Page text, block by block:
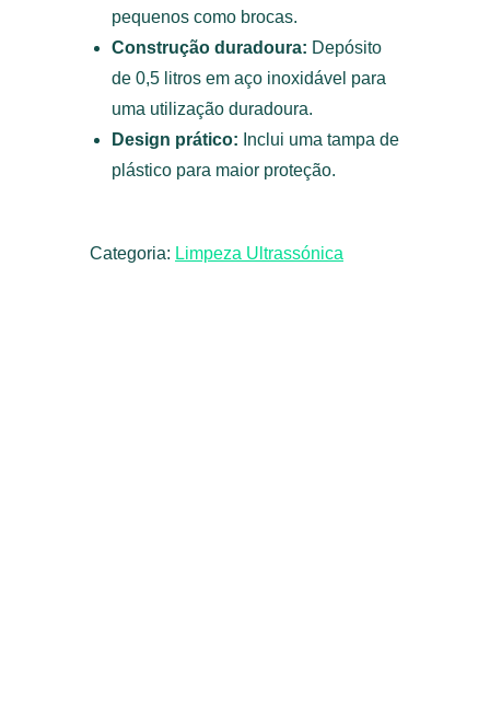
pequenos como brocas.
Construção duradoura: Depósito
de 0,5 litros em aço inoxidável para
uma utilização duradoura.
Design prático: Inclui uma tampa de
plástico para maior proteção.
Categoria: Limpeza Ultrassónica